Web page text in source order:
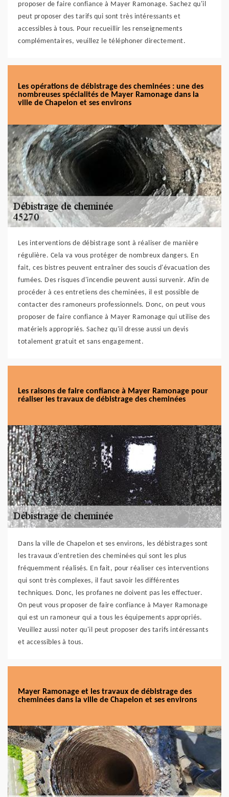
proposer de faire confiance à Mayer Ramonage. Sachez qu'il
peut proposer des tarifs qui sont très intéressants et
accessibles à tous. Pour recueillir les renseignements
complémentaires, veuillez le téléphoner directement.
Les opérations de débistrage des cheminées : une des
nombreuses spécialités de Mayer Ramonage dans la
ville de Chapelon et ses environs
Les interventions de débistrage sont à réaliser de manière
régulière. Cela va vous protéger de nombreux dangers. En
fait, ces bistres peuvent entraîner des soucis d'évacuation des
fumées. Des risques d'incendie peuvent aussi survenir. Afin de
procéder à ces entretiens des cheminées, il est possible de
contacter des ramoneurs professionnels. Donc, on peut vous
proposer de faire confiance à Mayer Ramonage qui utilise des
matériels appropriés. Sachez qu'il dresse aussi un devis
totalement gratuit et sans engagement.
Les raisons de faire confiance à Mayer Ramonage pour
réaliser les travaux de débistrage des cheminées
Dans la ville de Chapelon et ses environs, les débistrages sont
les travaux d'entretien des cheminées qui sont les plus
fréquemment réalisés. En fait, pour réaliser ces interventions
qui sont très complexes, il faut savoir les différentes
techniques. Donc, les profanes ne doivent pas les effectuer.
On peut vous proposer de faire confiance à Mayer Ramonage
qui est un ramoneur qui a tous les équipements appropriés.
Veuillez aussi noter qu'il peut proposer des tarifs intéressants
et accessibles à tous.
Mayer Ramonage et les travaux de débistrage des
cheminées dans la ville de Chapelon et ses environs